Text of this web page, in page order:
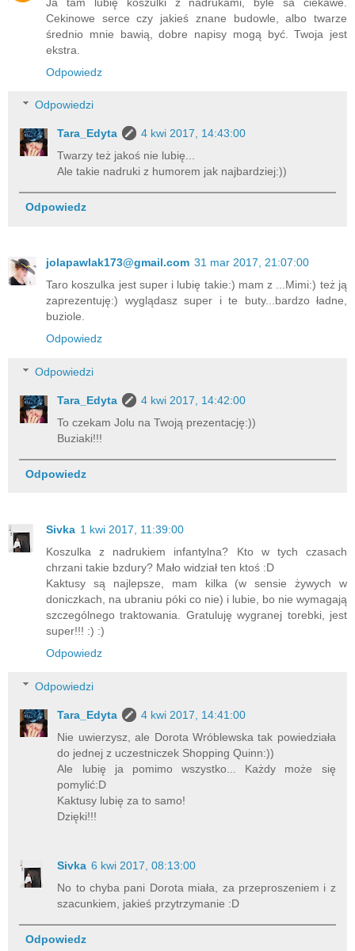
Cekinowe serce czy jakieś znane budowle, albo twarze
średnio mnie bawią, dobre napisy mogą być. Twoja jest
ekstra.
Odpowiedz
Odpowiedzi
Tara_Edyta
4 kwi 2017, 14:43:00
Twarzy też jakoś nie lubię...
Ale takie nadruki z humorem jak najbardziej:))
Odpowiedz
jolapawlak173@gmail.com 31 mar 2017, 21:07:00
Taro koszulka jest super i lubię takie:) mam z ...Mimi:) też ją
zaprezentuję:) wyglądasz super i te buty...bardzo ładne,
buziole.
Odpowiedz
Odpowiedzi
Tara_Edyta
4 kwi 2017, 14:42:00
To czekam Jolu na Twoją prezentację:))
Buziaki!!!
Odpowiedz
Sivka 1 kwi 2017, 11:39:00
Koszulka z nadrukiem infantylna? Kto w tych czasach
chrzani takie bzdury? Mało widział ten ktoś :D
Kaktusy są najlepsze, mam kilka (w sensie żywych w
doniczkach, na ubraniu póki co nie) i lubie, bo nie wymagają
szczególnego traktowania. Gratuluję wygranej torebki, jest
super!!! :) :)
Odpowiedz
Odpowiedzi
Tara_Edyta
4 kwi 2017, 14:41:00
Nie uwierzysz, ale Dorota Wróblewska tak powiedziała
do jednej z uczestniczek Shopping Quinn:))
Ale lubię ja pomimo wszystko... Każdy może się
pomylić:D
Kaktusy lubię za to samo!
Dzięki!!!
Sivka 6 kwi 2017, 08:13:00
No to chyba pani Dorota miała, za przeproszeniem i z
szacunkiem, jakieś przytrzymanie :D
Odpowiedz